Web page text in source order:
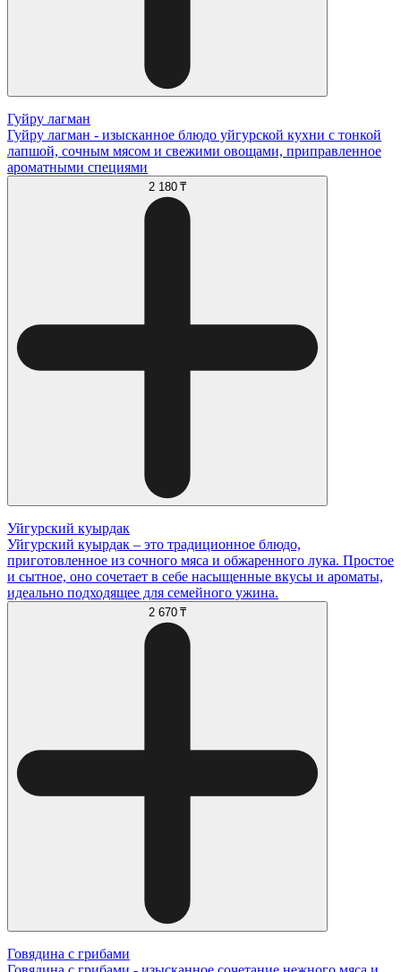
Гуйру лагман
Гуйру лагман - изысканное блюдо уйгурской кухни с тонкой
лапшой, сочным мясом и свежими овощами, приправленное
ароматными специями
2 180 ₸
Уйгурский куырдак
Уйгурский куырдак – это традиционное блюдо,
приготовленное из сочного мяса и обжаренного лука. Простое
и сытное, оно сочетает в себе насыщенные вкусы и ароматы,
идеально подходящее для семейного ужина.
2 670 ₸
Говядина с грибами